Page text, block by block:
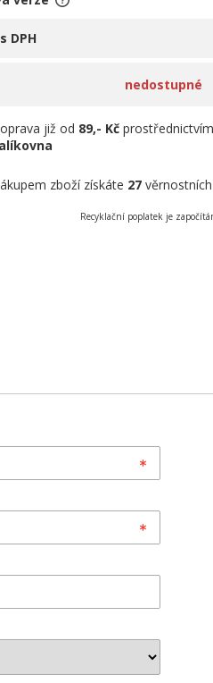
DPH
nedostupné
již od 89,- Kč
zboží získáte 27
Recyklační poplatek je